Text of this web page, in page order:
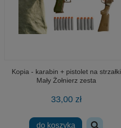
Kopia - karabin + pistolet na strzałki
Mały Żołnierz zesta
33,00 zł
do koszyka